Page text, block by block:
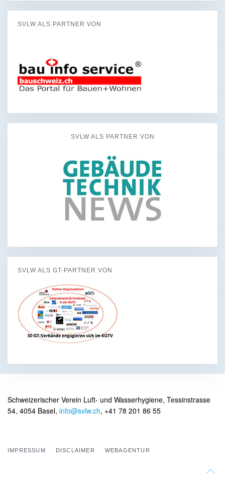
SVLW ALS PARTNER VON
SVLW ALS PARTNER VON
SVLW ALS GT-PARTNER VON
Schweizerischer Verein Luft- und Wasserhygiene, Tessinstrasse
54, 4054 Basel, info@svlw.ch, +41 78 201 86 55
IMPRESSUM DISCLAIMER WEBAGENTUR